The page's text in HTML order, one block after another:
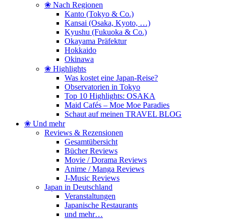
❀ Nach Regionen
Kanto (Tokyo & Co.)
Kansai (Osaka, Kyoto, …)
Kyushu (Fukuoka & Co.)
Okayama Präfektur
Hokkaido
Okinawa
❀ Highlights
Was kostet eine Japan-Reise?
Observatorien in Tokyo
Top 10 Highlights: OSAKA
Maid Cafés – Moe Moe Paradies
Schaut auf meinen TRAVEL BLOG
❀ Und mehr
Reviews & Rezensionen
Gesamtübersicht
Bücher Reviews
Movie / Dorama Reviews
Anime / Manga Reviews
J-Music Reviews
Japan in Deutschland
Veranstaltungen
Japanische Restaurants
und mehr…